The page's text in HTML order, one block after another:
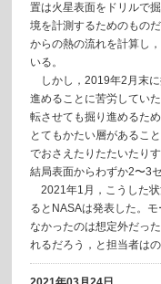
置は火星表面をドリルで
境を計測するためのもの
からの熱の流れを計算し
いる。
しかし，2019年2月末に
進めることに苦労してい
転させても掘り進めるた
とてもかたい層があるこ
でおさえたりたたいたり
結局表面からわずか2〜3
2021年1月，こうした状
るとNASAは発表した。
なかったのは想定外だっ
れるだろう，と担当者はの